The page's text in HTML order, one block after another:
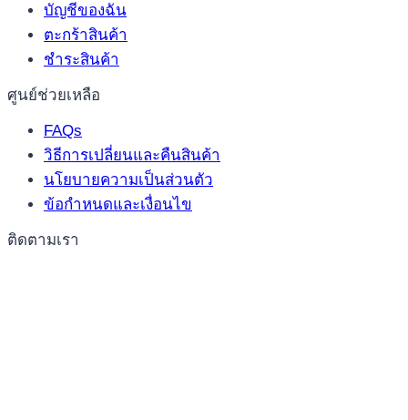
บัญชีของฉัน
ตะกร้าสินค้า
ชำระสินค้า
ศูนย์ช่วยเหลือ
FAQs
วิธีการเปลี่ยนและคืนสินค้า
นโยบายความเป็นส่วนตัว
ข้อกำหนดและเงื่อนไข
ติดตามเรา